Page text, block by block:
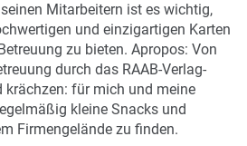
Mitarbeitern ist es wichtig,
und einzigartigen Karten
zu bieten. Apropos: Von
durch das RAAB-Verlag-
krächzen: für mich und meine
kleine Snacks und
Firmengelände zu finden.